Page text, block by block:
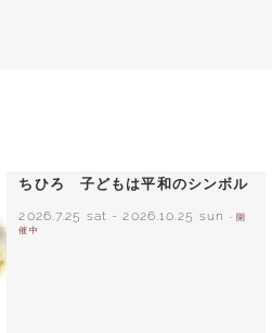
ちひろ 子どもは平和のシンボル
2026.7.25 sat -2026.10.25 sun
- 開
催中